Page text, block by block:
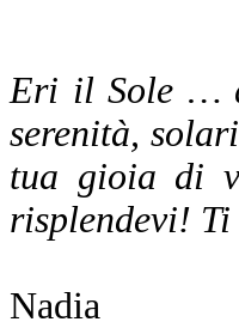
Eri il Sole …
serenità,
tua gioia di
risplendevi!
Nadia